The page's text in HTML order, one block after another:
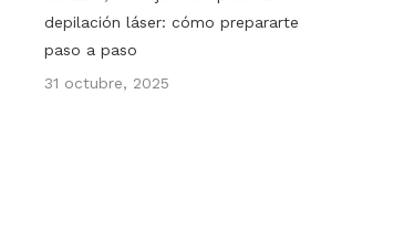
depilación láser: cómo prepararte
paso a paso
31 octubre, 2025